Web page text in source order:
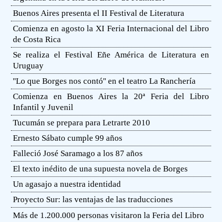
Buenos Aires presenta el II Festival de Literatura
Comienza en agosto la XI Feria Internacional del Libro
de Costa Rica
Se realiza el Festival Eñe América de Literatura en
Uruguay
''Lo que Borges nos contó'' en el teatro La Ranchería
Comienza en Buenos Aires la 20ª Feria del Libro
Infantil y Juvenil
Tucumán se prepara para Letrarte 2010
Ernesto Sábato cumple 99 años
Falleció José Saramago a los 87 años
El texto inédito de una supuesta novela de Borges
Un agasajo a nuestra identidad
Proyecto Sur: las ventajas de las traducciones
Más de 1.200.000 personas visitaron la Feria del Libro